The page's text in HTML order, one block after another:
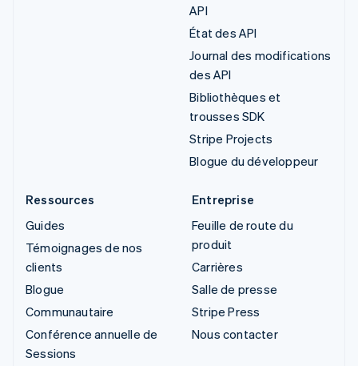
API
État des API
Journal des modifications
des API
Bibliothèques et
trousses SDK
Stripe Projects
Blogue du développeur
Ressources
Guides
Témoignages de nos
clients
Blogue
Communautaire
Conférence annuelle de
Sessions
Entreprise
Feuille de route du
produit
Carrières
Salle de presse
Stripe Press
Nous contacter